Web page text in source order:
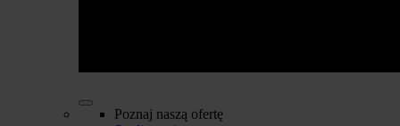
Poznaj naszą ofertę